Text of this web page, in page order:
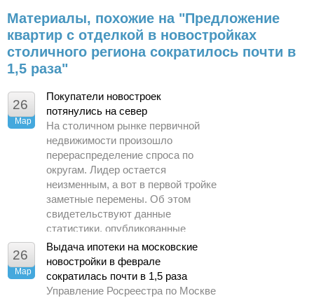
Материалы, похожие на "Предложение
квартир с отделкой в новостройках
столичного региона сократилось почти в
1,5 раза"
26
Мар
Покупатели новостроек
потянулись на север
На столичном рынке первичной
недвижимости произошло
перераспределение спроса по
округам. Лидер остается
неизменным, а вот в первой тройке
заметные перемены. Об этом
свидетельствуют данные
статистики, опубликованные
Управлением Росреестра по
Москве.
26
Мар
Выдача ипотеки на московские
новостройки в феврале
сократилась почти в 1,5 раза
Управление Росреестра по Москве